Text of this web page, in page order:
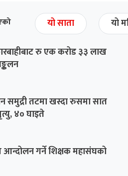
यो साता यो
रु एक करोड ३३ लाख
समुद्री तटमा खस्दा रुसमा सात
४० घाइते
गर्ने शिक्षक महासंघको